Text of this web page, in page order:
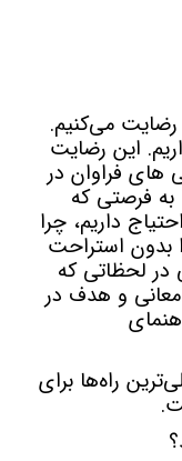
می‌کنیم.
این رضایت
فراوان در
فرصتی که
داریم، چرا
بدون استراحت
در لحظاتی که
و هدف در
راه‌ها برای